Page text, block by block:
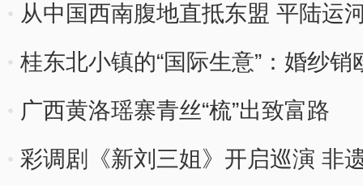
从中国西南腹地直抵东盟 平陆运
桂东北小镇的“国际生意”：婚纱
广西黄洛瑶寨青丝“梳”出致富路
彩调剧《新刘三姐》开启巡演 非